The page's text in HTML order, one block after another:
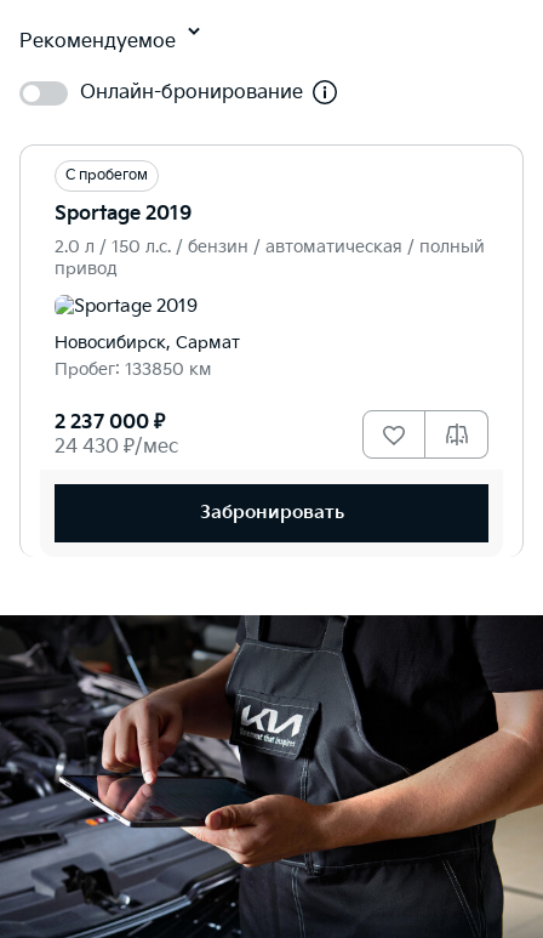
Рекомендуемое
Онлайн-бронирование
С пробегом
Sportage 2019
2.0 л / 150 л.c. / бензин / автоматическая / полный
привод
Новосибирск, Сармат
Пробег: 133850 км
2 237 000 ₽
24 430 ₽/мес
Забронировать